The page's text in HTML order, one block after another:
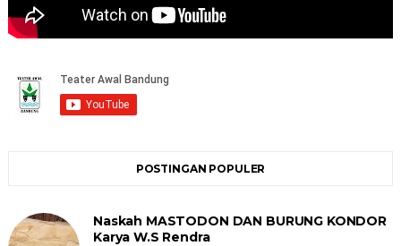
POSTINGAN POPULER
Naskah MASTODON DAN BURUNG KONDOR
Karya W.S Rendra